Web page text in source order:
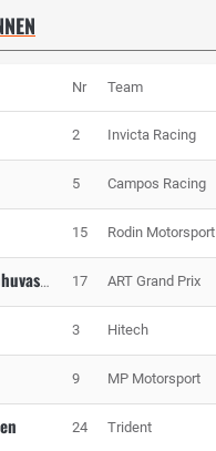
Nr Team
2 Invicta Racing
5 Campos Racing
15 Rodin Motorsport
Tasanapol Inthraphuvasak 17 ART Grand Prix
3 Hitech
9 MP Motorsport
24 Trident